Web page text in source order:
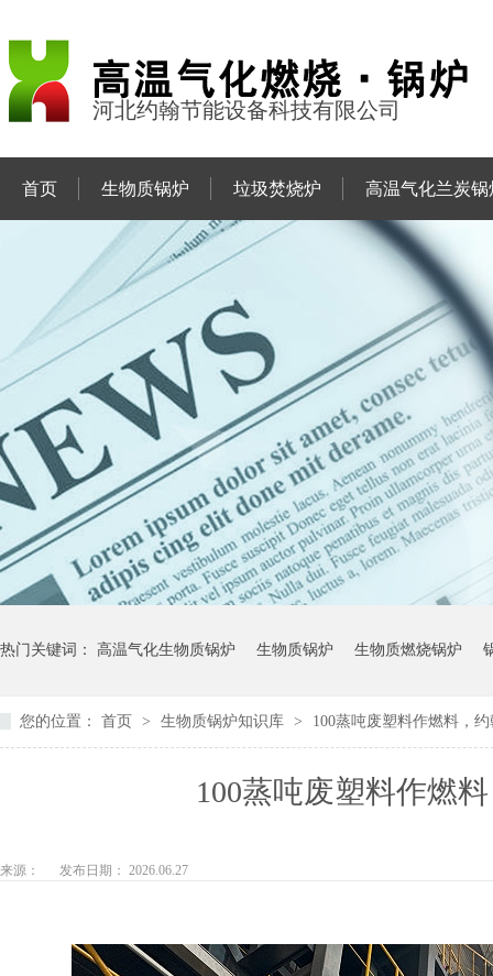
河北约翰节能设备科技有限公司
首页 生物质锅炉 垃圾焚烧炉 高温气化兰炭锅
热门关键词： 高温气化生物质锅炉 生物质锅炉 生物质燃烧锅炉
您的位置： 首页 > 生物质锅炉知识库 > 100蒸吨废塑料作燃料，
100蒸吨废塑料作燃
来源： 发布日期： 2026.06.27